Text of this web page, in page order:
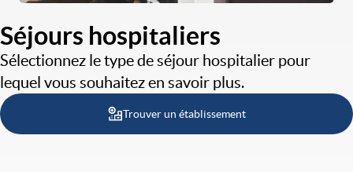
Séjours hospitaliers
Sélectionnez le type de séjour hospitalier pour
lequel vous souhaitez en savoir plus.
Trouver un établissement